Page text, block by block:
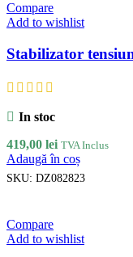
Compare
Add to wishlist
Stabilizator
In stoc
419,00 lei TVA Inclus
Adaugă în coș
SKU: DZ082823
Compare
Add to wishlist